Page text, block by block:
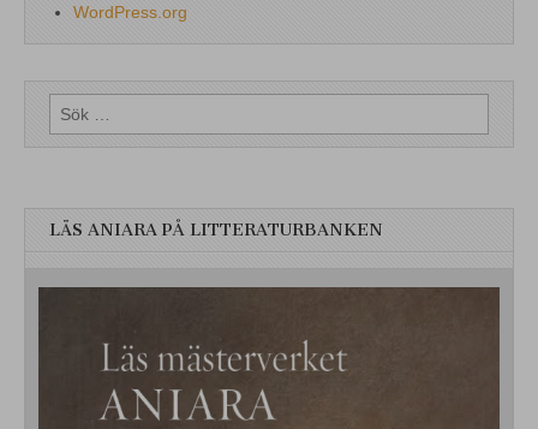
WordPress.org
Sök
efter:
LÄS ANIARA PÅ LITTERATURBANKEN